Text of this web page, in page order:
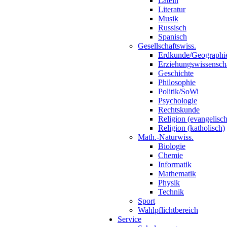
Literatur
Musik
Russisch
Spanisch
Gesellschaftswiss.
Erdkunde/
Geschichte
Philosophie
Politik/SoWi
Psychologie
Rechtskunde
Religion
Religion (katholisch)
Math.-Naturwiss.
Biologie
Chemie
Informatik
Mathematik
Physik
Technik
Sport
Wahlpflichtbereich
Service